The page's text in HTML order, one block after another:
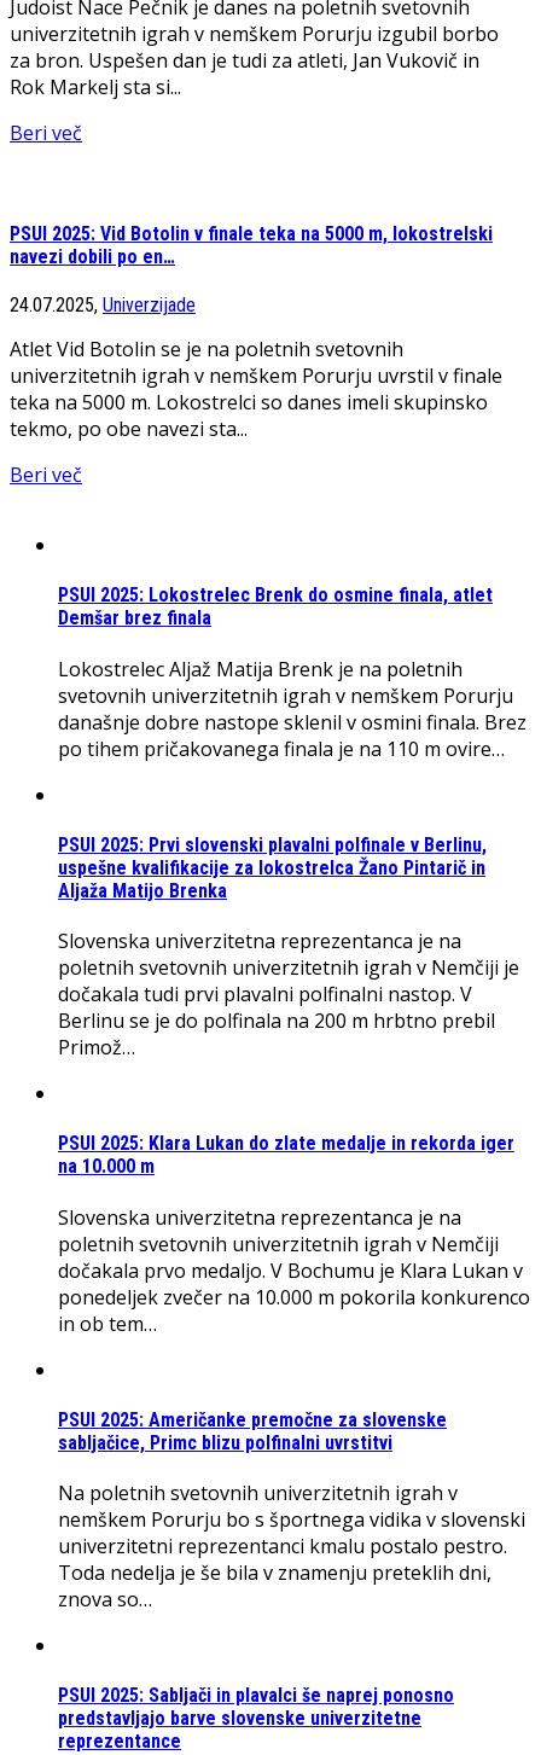
Judoist Nace Pečnik je danes na poletnih svetovnih
univerzitetnih igrah v nemškem Porurju izgubil borbo
za bron. Uspešen dan je tudi za atleti, Jan Vukovič in
Rok Markelj sta si...
Beri več
PSUI 2025: Vid Botolin v finale teka na 5000 m, lokostrelski
navezi dobili po en…
24.07.2025, Univerzijade
Atlet Vid Botolin se je na poletnih svetovnih
univerzitetnih igrah v nemškem Porurju uvrstil v finale
teka na 5000 m. Lokostrelci so danes imeli skupinsko
tekmo, po obe navezi sta...
Beri več
PSUI 2025: Lokostrelec Brenk do osmine finala, atlet
Demšar brez finala
Lokostrelec Aljaž Matija Brenk je na poletnih
svetovnih univerzitetnih igrah v nemškem Porurju
današnje dobre nastope sklenil v osmini finala. Brez
po tihem pričakovanega finala je na 110 m ovire…
PSUI 2025: Prvi slovenski plavalni polfinale v Berlinu,
uspešne kvalifikacije za lokostrelca Žano Pintarič in
Aljaža Matijo Brenka
Slovenska univerzitetna reprezentanca je na
poletnih svetovnih univerzitetnih igrah v Nemčiji je
dočakala tudi prvi plavalni polfinalni nastop. V
Berlinu se je do polfinala na 200 m hrbtno prebil
Primož…
PSUI 2025: Klara Lukan do zlate medalje in rekorda iger
na 10.000 m
Slovenska univerzitetna reprezentanca je na
poletnih svetovnih univerzitetnih igrah v Nemčiji
dočakala prvo medaljo. V Bochumu je Klara Lukan v
ponedeljek zvečer na 10.000 m pokorila konkurenco
in ob tem…
PSUI 2025: Američanke premočne za slovenske
sabljačice, Primc blizu polfinalni uvrstitvi
Na poletnih svetovnih univerzitetnih igrah v
nemškem Porurju bo s športnega vidika v slovenski
univerzitetni reprezentanci kmalu postalo pestro.
Toda nedelja je še bila v znamenju preteklih dni,
znova so…
PSUI 2025: Sabljači in plavalci še naprej ponosno
predstavljajo barve slovenske univerzitetne
reprezentance